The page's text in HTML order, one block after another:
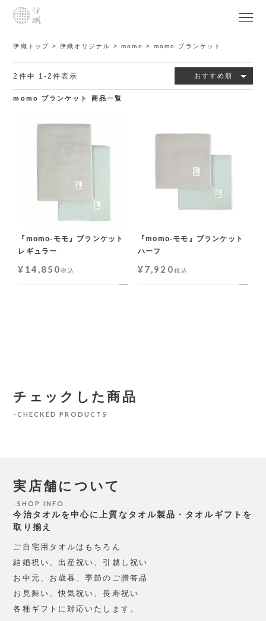
伊織トップ 伊織オリジナル momo momo ブランケット
おすすめ順
2 件中 1 -2件表示
momo ブランケット 商品一覧
『momo-モモ』ブランケット
レギュラー
¥ 14,850税込
『momo-モモ』ブランケット
ハーフ
¥7,920税込
チェックした商品
CHECKED PRODUCTS
実店舗について
SHOP INFO
今治タオルを中心に上質なタオル製品・タオルギフトを
取り揃え
ご自宅用タオルはもちろん
結婚祝い、出産祝い、引越し祝い
お中元、お歳暮、季節のご贈答品
お見舞い、快気祝い、長寿祝い
各種ギフトに対応いたします。